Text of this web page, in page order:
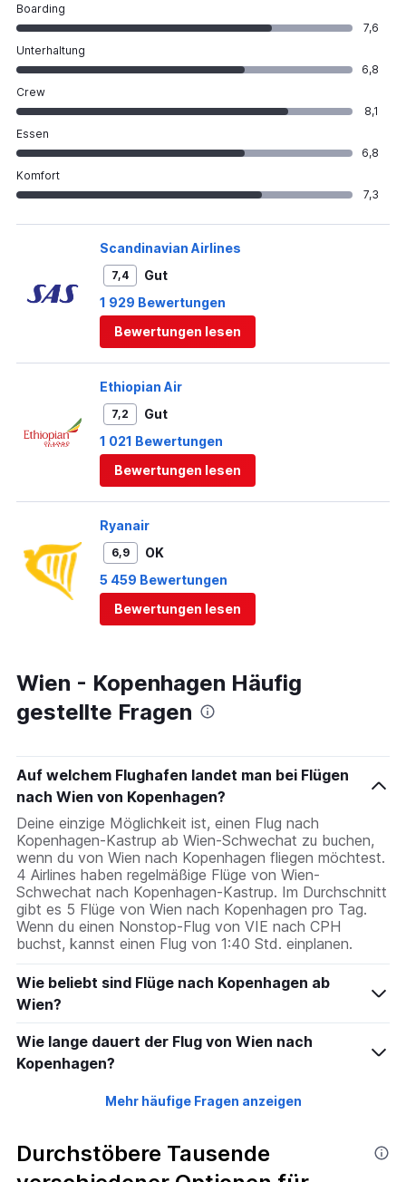
Boarding
7,6
Unterhaltung
6,8
Crew
8,1
Essen
6,8
Komfort
7,3
Scandinavian Airlines
7,4
Gut
1 929 Bewertungen
Bewertungen lesen
Ethiopian Air
7,2
Gut
1 021 Bewertungen
Bewertungen lesen
Ryanair
6,9
OK
5 459 Bewertungen
Bewertungen lesen
Wien - Kopenhagen Häufig
gestellte Fragen
Auf welchem Flughafen landet man bei Flügen
nach Wien von Kopenhagen?
Deine einzige Möglichkeit ist, einen Flug nach
Kopenhagen-Kastrup ab Wien-Schwechat zu buchen,
wenn du von Wien nach Kopenhagen fliegen möchtest.
4 Airlines haben regelmäßige Flüge von Wien-
Schwechat nach Kopenhagen-Kastrup. Im Durchschnitt
gibt es 5 Flüge von Wien nach Kopenhagen pro Tag.
Wenn du einen Nonstop-Flug von VIE nach CPH
buchst, kannst einen Flug von 1:40 Std. einplanen.
Wie beliebt sind Flüge nach Kopenhagen ab
Wien?
Wie lange dauert der Flug von Wien nach
Kopenhagen?
Mehr häufige Fragen anzeigen
Durchstöbere Tausende